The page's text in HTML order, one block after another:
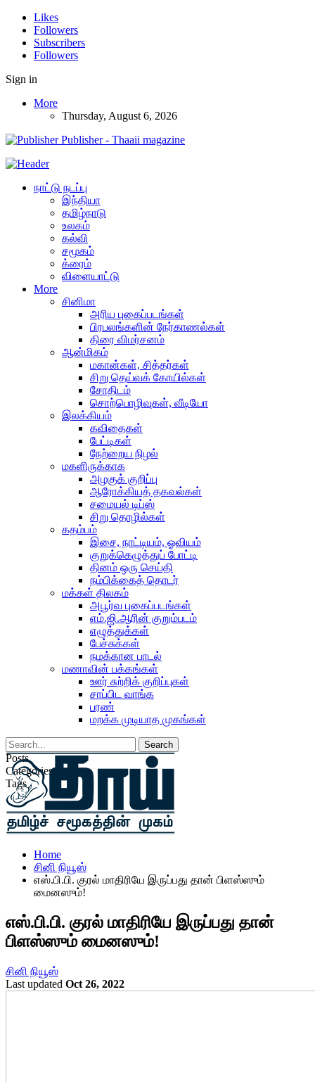
Likes
Followers
Subscribers
Followers
Sign in
More
Thursday, August 6, 2026
Publisher - Thaaii magazine
நாட்டு நடப்பு
இந்தியா
தமிழ்நாடு
உலகம்
கல்வி
சமூகம்
க்ரைம்
விளையாட்டு
More
சினிமா
அரிய புகைப்படங்கள்
பிரபலங்களின் நேர்காணல்கள்
திரை விமர்சனம்
ஆன்மிகம்
மகான்கள், சித்தர்கள்
சிறு தெய்வக் கோயில்கள்
சோதிடம்
சொற்பொழிவுகள், வீடியோ
இலக்கியம்
கவிதைகள்
பேட்டிகள்
நேற்றைய நிழல்
மகளிருக்காக
அழகுக் குறிப்பு
ஆரோக்கியத் தகவல்கள்
சமையல் டிப்ஸ்
சிறு தொழில்கள்
கதம்பம்
இசை, நாட்டியம், ஓவியம்
குறுக்கெழுத்துப் போட்டி
தினம் ஒரு செய்தி
நம்பிக்கைத் தொடர்
மக்கள் திலகம்
அபூர்வ புகைப்படங்கள்
எம்.ஜி.ஆரின் குறும்படம்
எழுத்துக்கள்
பேச்சுக்கள்
நமக்கான பாடல்
மணாவின் பக்கங்கள்
ஊர் சுற்றிக் குறிப்புகள்
சாப்பிட வாங்க
பரண்
மறக்க முடியாத முகங்கள்
Posts
Categories
Tags
Home
சினி நியூஸ்
எஸ்.பி.பி. குரல் மாதிரியே இருப்பது தான் பிளஸ்ஸும்
மைனஸும்!
எஸ்.பி.பி. குரல் மாதிரியே இருப்பது தான்
பிளஸ்ஸும் மைனஸும்!
சினி நியூஸ்
Last updated Oct 26, 2022